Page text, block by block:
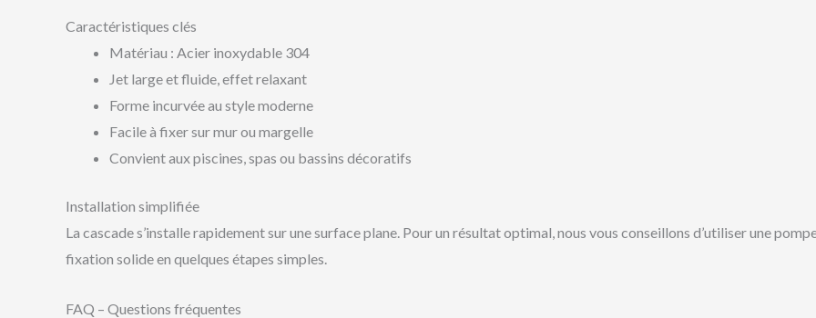
Caractéristiques clés
Matériau : Acier inoxydable 304
Jet large et fluide, effet relaxant
Forme incurvée au style moderne
Facile à fixer sur mur ou margelle
Convient aux piscines, spas ou bassins décoratifs
Installation simplifiée
La cascade s’installe rapidement sur une surface plane. Pour un résultat optimal, nous vous conseillons d’utiliser une
fixation solide en quelques étapes simples.
FAQ – Questions fréquentes